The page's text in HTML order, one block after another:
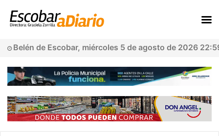
Belén de Escobar, miércoles 5 de agosto de 2026